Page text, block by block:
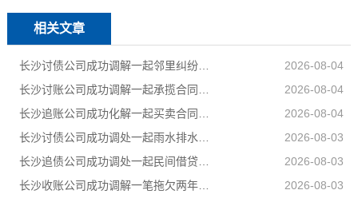
相关文章
长沙讨债公司成功调解一起邻里纠纷，调解当日全部履行到位
2026-08-04
长沙讨账公司成功调解一起承揽合同纠纷案件，以柔性司法方式妥善化解民营企业之间矛盾
2026-08-04
长沙追账公司成功化解一起买卖合同纠纷，双方当事人对案件处理结果均表示认可和满意
2026-08-04
长沙讨债公司成功调处一起雨水排水引发的邻里相邻权纠纷
2026-08-03
长沙追债公司成功调处一起民间借贷纠纷，高效化解当事人矛盾，上门化解小额民间借贷纠纷
2026-08-03
长沙收账公司成功调解一笔拖欠两年的工程款，乙公司与甲公司就300889元工程款纠纷达成分期付款协议
2026-08-03